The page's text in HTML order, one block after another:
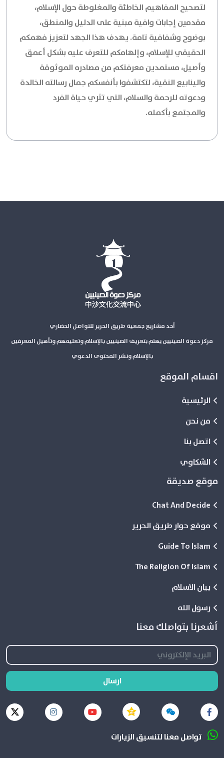
لتصحيح المفاهيم الخاطئة والمغلوطة حول الإسلام،
مقدمين إجابات وافية مبنية على الدليل والمنطق،
بوضوح وشفافية تامة. يهدف هذا الجهد لتعزيز فهمكم
الحقيقي للإسلام، وإلهامكم للتعرف عليه بشكل أعمق
وأصيل، مستمدين معرفتكم من مصادره الموثوقة
والينابيع النقية، لتكتشفوا بأنفسكم جمال رسالته الخالدة
ودعوته للرحمة والسلام، التي تثري حياة الفرد
والمجتمع بأكمله.
أحد مشاريع جمعية طريق الحرير للتواصل الحضاري
مركز دعوة الصينيين يهتم بتعريف الصينيين بالإسلام وتعليمهم وتأهيل المعرفين
بالإسلام ونشر المحتوى الدعوي
اقسام الموقع
الرئيسية
من نحن
اتصل بنا
الشكاوي
موقع صديقة
Chat And Decide
موقع حوار طريق الحرير
Guide To Islam
The Religion Of Islam
بيان الاسلام
رسول الله
أشعرنا بتواصلك معنا
ارسال
تواصل معنا لتنسيق الزيارات